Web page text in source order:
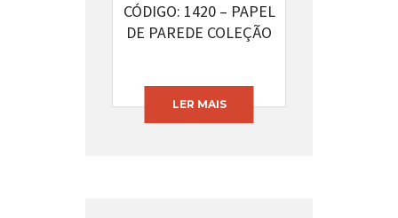
CÓDIGO: 1420 – PAPEL
DE PAREDE COLEÇÃO
LER MAIS